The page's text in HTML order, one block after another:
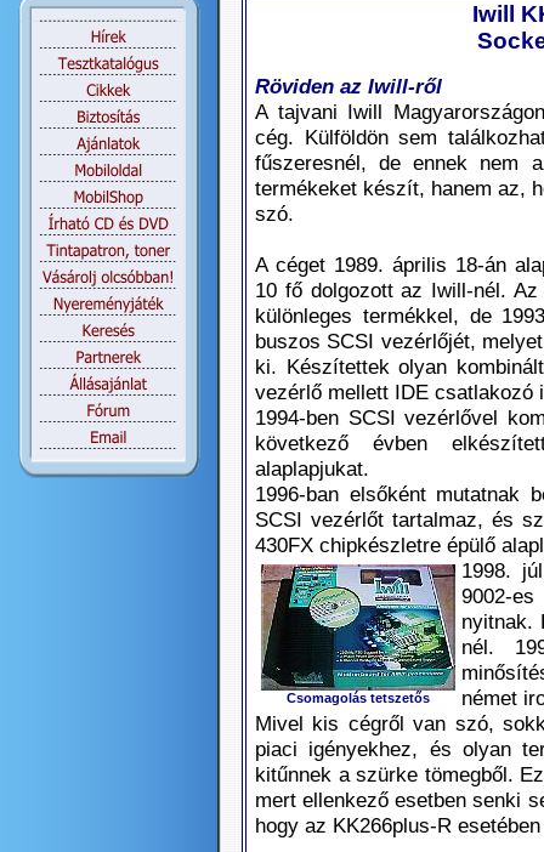
Iwill
Röviden az Iwill-ről
A tajvani Iwill
cég. Külföldön sem
fűszeresnél, de ennek nem
termékeket készít, hanem az,
szó.
A céget 1989. április 18-án
10 fő dolgozott az Iwill-nél.
különleges termékkel, de
buszos SCSI vezérlőjét,
ki. Készítettek olyan
vezérlő mellett IDE csatlakozó
1994-ben SCSI vezérlővel
következő évben
alaplapjukat.
1996-ban elsőként mutatnak
SCSI vezérlőt tartalmaz, és
430FX chipkészletre épülő
Csomagolás tetszetős
1998.
9002-
nyitnak.
nél.
német
Mivel kis cégről van szó,
piaci igényekhez, és olyan
kitűnnek a szürke tömegből.
mert ellenkező esetben senki
hogy az KK266plus-R